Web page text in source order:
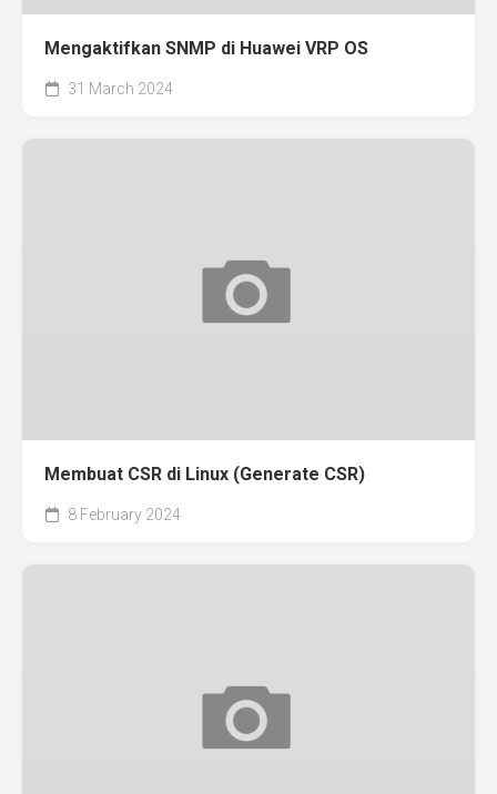
Mengaktifkan SNMP di Huawei VRP OS
31 March 2024
Membuat CSR di Linux (Generate CSR)
8 February 2024